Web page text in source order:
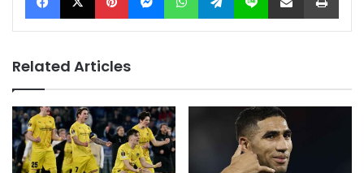
Related Articles